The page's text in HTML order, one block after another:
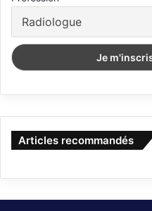
Articles recommandés